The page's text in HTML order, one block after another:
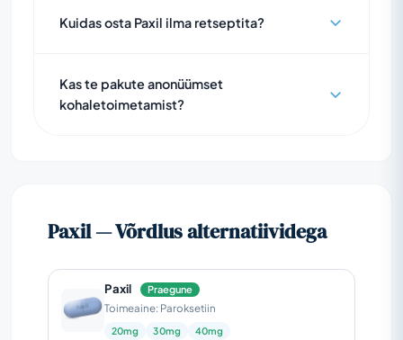
Kuidas osta Paxil ilma retseptita?
Kas te pakute anonüümset
kohaletoimetamist?
Paxil — Võrdlus alternatiividega
Paxil Praegune
Toimeaine: Paroksetiin
20mg 30mg 40mg